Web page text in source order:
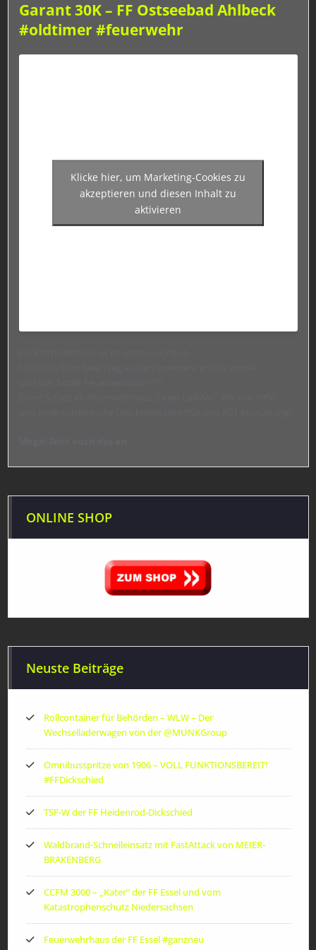
Garant 30K – FF Ostseebad Ahlbeck
#oldtimer #feuerwehr
Klicke hier, um Marketing-Cookies zu
akzeptieren und diesen Inhalt zu
aktivieren
ONLINE SHOP
Neuste Beiträge
Rollcontainer für Behörden – WLW – Der
Wechselladerwagen von der ‪@MUNKGroup‬
Omnibusspritze von 1906 – VOLL FUNKTIONSBEREIT!
#FFDickschied
TSF-W der FF Heidenrod-Dickschied
Waldbrand-Schnelleinsatz mit FastAttack von MEIER-
BRAKENBERG
CCFM 3000 – „Kater“ der FF Essel und vom
Katastrophenschutz Niedersachsen
Feuerwehrhaus der FF Essel #ganzneu